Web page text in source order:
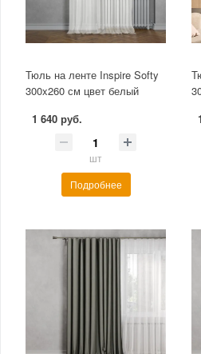
Тюль на ленте Inspire Softy
300x260 см цвет белый
1 640 руб.
шт
Подробнее